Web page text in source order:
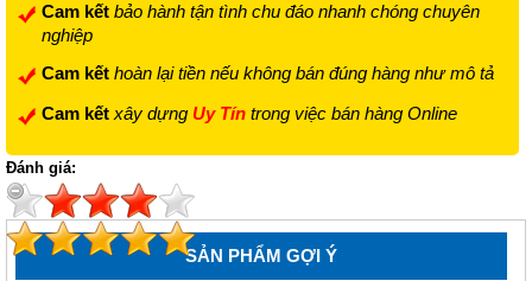
Cam kết bảo hành tận tình chu đáo nhanh chóng chuyên
nghiệp
Cam kết hoàn lại tiền nếu không bán đúng hàng như mô tả
Cam kết xây dựng Uy Tín trong việc bán hàng Online
Đánh giá:
SẢN PHẨM GỢI Ý